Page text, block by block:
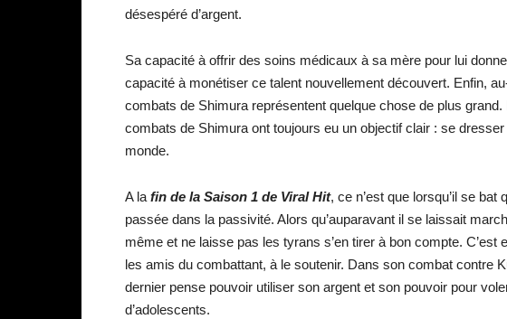
désespéré d’argent.
Sa capacité à offrir des soins médicaux à sa mère pour lui
capacité à monétiser ce talent nouvellement découvert. Enfin,
combats de Shimura représentent quelque chose de plus
combats de Shimura ont toujours eu un objectif clair : se
monde.
A la fin de la Saison 1 de Viral Hit, ce n’est que lorsqu’il se
passée dans la passivité. Alors qu’auparavant il se laissait
même et ne laisse pas les tyrans s’en tirer à bon compte.
les amis du combattant, à le soutenir. Dans son combat contre
dernier pense pouvoir utiliser son argent et son pouvoir pour
d’adolescents.